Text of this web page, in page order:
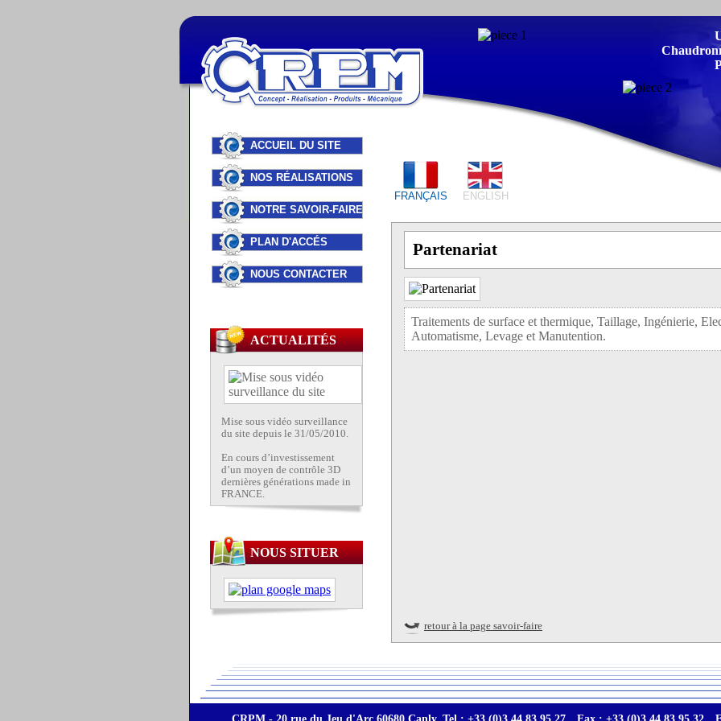
ACCUEIL DU SITE
NOS RÉALISATIONS
NOTRE SAVOIR-FAIRE
PLAN D'ACCÉS
NOUS CONTACTER
FRANÇAIS ENGLISH
ACTUALITÉS
Mise sous vidéo surveillance
du site depuis le 31/05/2010.
En cours d’investissement
d’un moyen de contrôle 3D
dernières générations made in
FRANCE.
NOUS SITUER
Partenariat
Traitements de surface et thermique, Taillage, Ingénierie,
Automatisme, Levage et Manutention.
retour à la page savoir-faire